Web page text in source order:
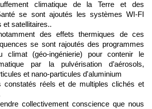
climatique de la Terre et des
se sont ajoutés les systèmes WI-FI
et satellitaires..
des effets thermiques de ces
se sont rajoutés des programmes
climat (géo-ingénierie) pour contenir le
par la pulvérisation d’aérosols,
et nano-particules d'aluminium
constatés réels et de multiples clichés et
collectivement conscience que nous